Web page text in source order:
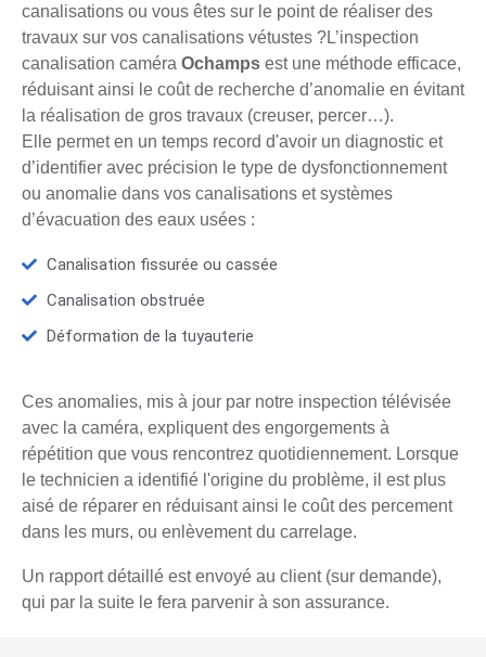
canalisations ou vous êtes sur le point de réaliser des
travaux sur vos canalisations vétustes ?L’inspection
canalisation caméra Ochamps est une méthode efficace,
réduisant ainsi le coût de recherche d’anomalie en évitant
la réalisation de gros travaux (creuser, percer…).
Elle permet en un temps record d'avoir un diagnostic et
d’identifier avec précision le type de dysfonctionnement
ou anomalie dans vos canalisations et systèmes
d’évacuation des eaux usées :
Canalisation fissurée ou cassée
Canalisation obstruée
Déformation de la tuyauterie
Ces anomalies, mis à jour par notre inspection télévisée
avec la caméra, expliquent des engorgements à
répétition que vous rencontrez quotidiennement. Lorsque
le technicien a identifié l'origine du problème, il est plus
aisé de réparer en réduisant ainsi le coût des percement
dans les murs, ou enlèvement du carrelage.
Un rapport détaillé est envoyé au client (sur demande),
qui par la suite le fera parvenir à son assurance.